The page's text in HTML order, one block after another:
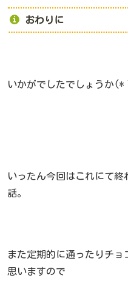
おわりに
いかがでしたでしょうか
いったん今回はこれにて
話。
また定期的に通ったりチ
思いますので